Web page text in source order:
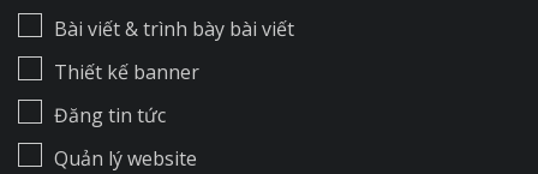
Bài viết & trình bày bài viết
Thiết kế banner
Đăng tin tức
Quản lý website